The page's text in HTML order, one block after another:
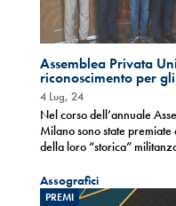
Assemblea Privata
riconoscimento per
4 Lug, 24
Nel corso dell’annuale
Milano sono state
della loro “storica”
Assografici
PREMI